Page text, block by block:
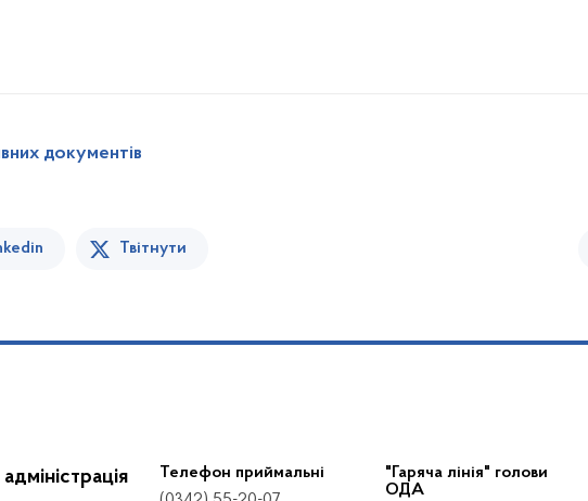
документів
Твітнути
Телефон приймальні
"Гаряча лінія" голови
ОДА